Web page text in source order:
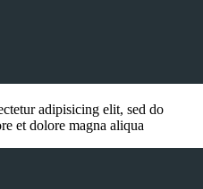
adipisicing elit, sed do
et dolore magna aliqua